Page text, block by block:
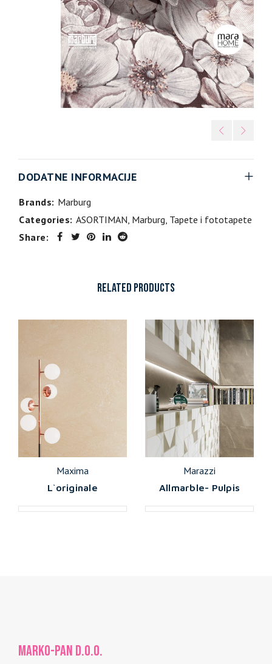
DODATNE INFORMACIJE
Brands: Marburg
Categories: ASORTIMAN, Marburg, Tapete i fototapete
Share:
RELATED PRODUCTS
Maxima
L`originale
Marazzi
Allmarble- Pulpis
MARKO-PAN d.o.o.